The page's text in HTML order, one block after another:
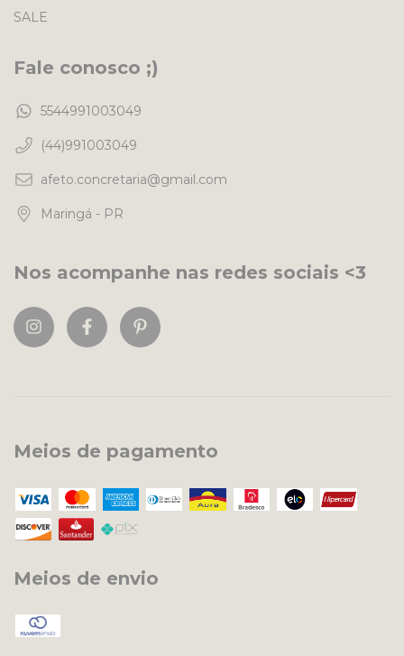
SALE
Fale conosco ;)
5544991003049
(44)991003049
afeto.concretaria@gmail.com
Maringá - PR
Nos acompanhe nas redes sociais <3
Meios de pagamento
Meios de envio